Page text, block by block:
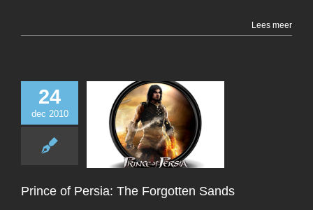
Lees meer
24
dec 2010
Prince of Persia: The Forgotten Sands